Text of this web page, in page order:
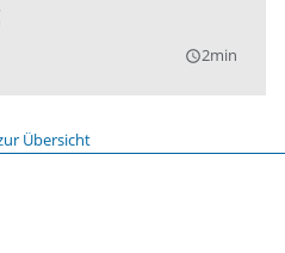
query_builder2min
Übersicht